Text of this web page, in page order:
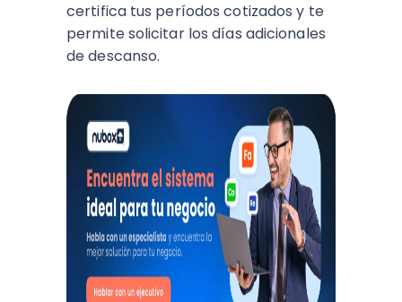
certifica tus períodos cotizados y te
permite solicitar los días adicionales
de descanso.